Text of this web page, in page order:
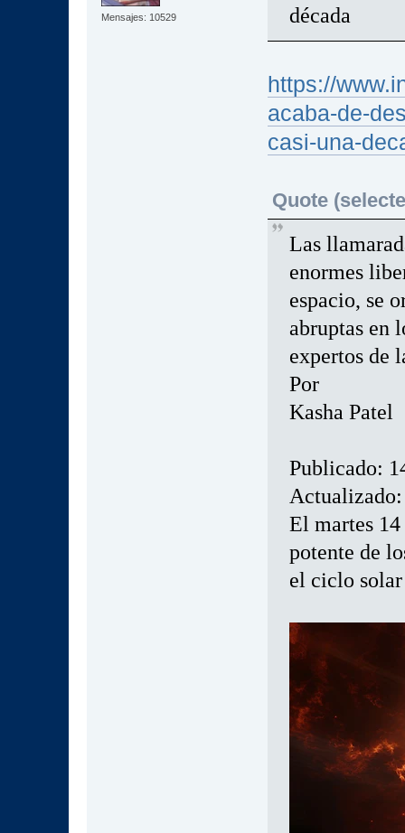
Mensajes: 10529
década
https://
acaba-de-
casi-una-
Quote
Las
enormes
espacio, se
abruptas en
expertos de
Por
Kasha Patel
Publicado:
El martes
potente de
el ciclo